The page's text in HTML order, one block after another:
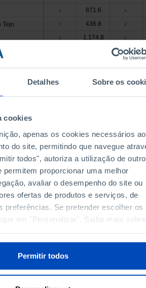
Detalhes Sobre os
cookies
apenas os cookies necessários ao
do site, permitindo que navegue
todos", autoriza a utilização de outro
permitem proporcionar uma melhor
avaliar o desempenho do site ou
ofertas de produtos e serviços, de
preferências. Se pretender escolher os
em "Personalizar". Saiba mais sobre
.
Permitir todos
x 871.6 x
Tejo x 436.8 x
x 1,174.8 x
x
260.5
da Madeira
da Madeira
114.5 138.3 16.7
the 2024 version of the
Territorial Units for Statistical
For data from the 2013 Version
to January 2024, see the
available here
highest level of education completed in